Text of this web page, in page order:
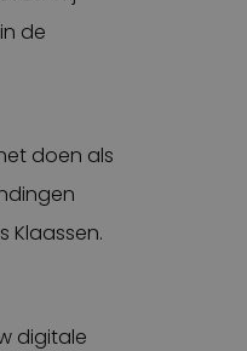
de
doen als
Klaassen.
digitale